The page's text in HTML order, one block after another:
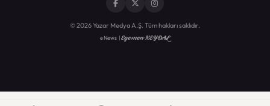
© 2026 Yazar Medya A.Ş. Tüm hakları saklıdır.
eNews |Egemen KEYDAL